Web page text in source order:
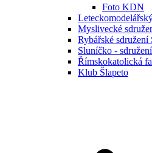
Foto KDN
Myslivecké
Rybářské
Sluníčko -
Římskokatolická
Klub Šlapeto